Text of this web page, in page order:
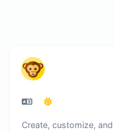
Create, customize,